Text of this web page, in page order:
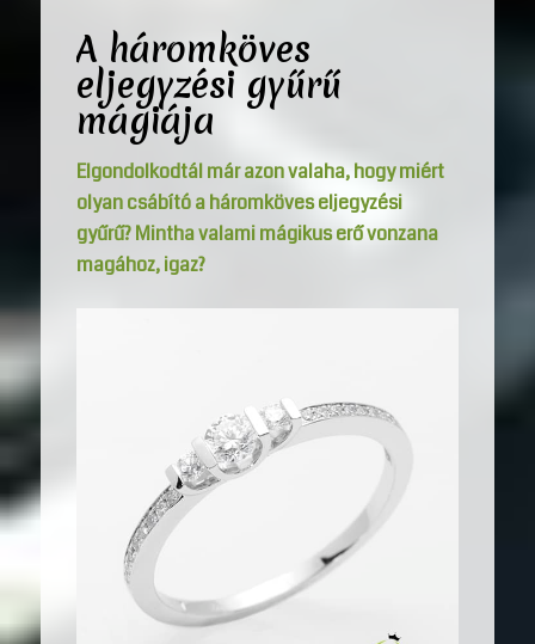
A háromköves
eljegyzési gyűrű
mágiája
Elgondolkodtál már azon valaha, hogy miért
olyan csábító a háromköves eljegyzési
gyűrű? Mintha valami mágikus erő vonzana
magához, igaz?